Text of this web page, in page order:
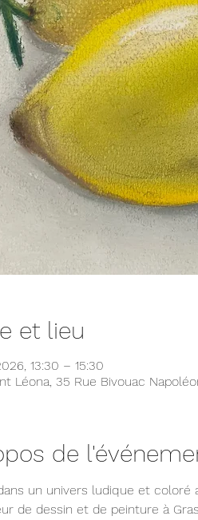
et lieu
13:30 – 15:30
Léona, 35 Rue Bivouac
de
un univers ludique et coloré
de dessin et de peinture à